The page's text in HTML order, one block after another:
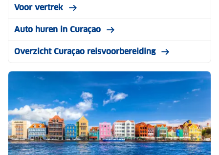
Voor vertrek
Auto huren in Curaçao
Overzicht Curaçao reisvoorbereiding